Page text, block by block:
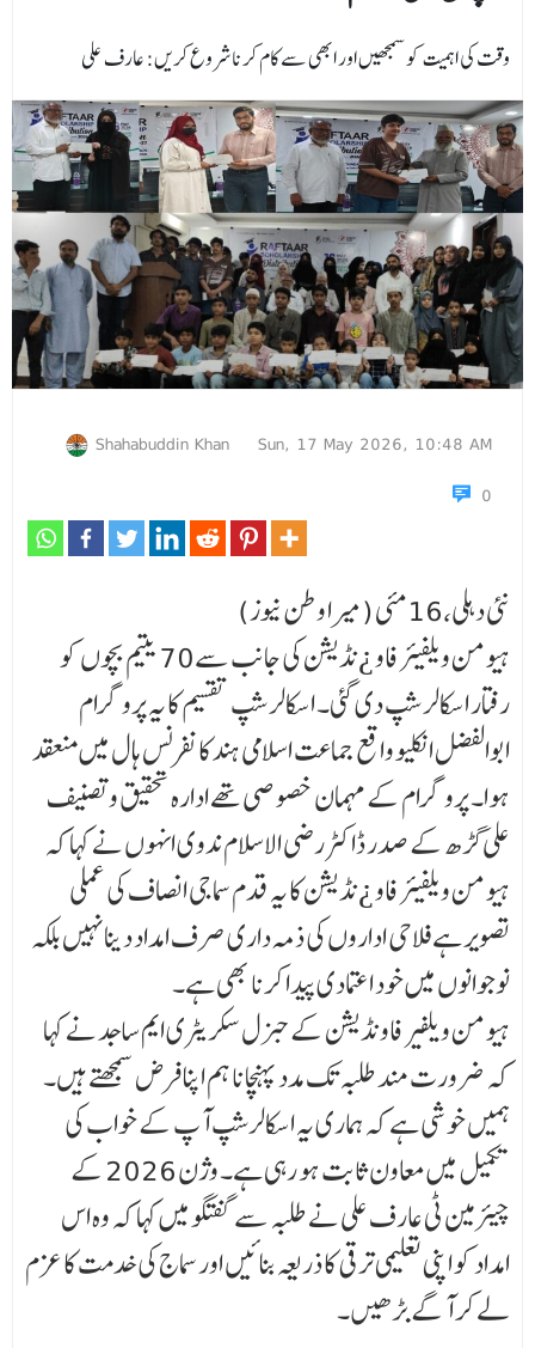
وقت کی اہمیت کو سمجھیں اور ابھی سے کام کرنا شروع کریں: عارف علی
Shahabuddin Khan
Sun, 17 May 2026, 10:48 AM
0
نئی دہلی،16مئی (میرا وطن نیوز)
ہیومن ویلفیئر فاو ¿نڈیشن کی جانب سے70 یتیم بچوں کو
رفتار اسکالر شپ دی گئی۔ اسکالر شپ تقسیم کا یہ پروگرام
ابوالفضل انکلیو واقع جماعت اسلامی ہند کانفرنس ہال میں منعقد
ہوا۔ پروگرام کے مہمان خصو صی تھے ادارہ تحقیق و تصنیف
علی گڑھ کے صدر ڈاکٹر رضی الاسلام ندوی انہوں نے کہا کہ
ہیومن ویلفیئر فاو ¿نڈیشن کا یہ قدم سماجی انصاف کی عملی
تصویر ہے فلاحی اداروں کی ذمہ داری صرف امداد دینا نہیں بلکہ
نوجوانوں میں خود اعتمادی پیدا کرنا بھی ہے۔
ہیومن ویلفیر فاونڈیشن کےجنرل سکریٹری ایم ساجد نے کہا
کہ ضرورت مند طلبہ تک مدد پہنچانا ہم اپنا فر ض سمجھتے ہیں۔
ہمیں خوشی ہے کہ ہماری یہ اسکالرشپ آپ کے خواب کی
تکمیل میں معاون ثابت ہو رہی ہے۔ وژن 2026 کے
چیئرمین ٹی عارف علی نے طلبہ سے گفتگو میں کہا کہ وہ اس
امداد کو اپنی تعلیمی ترقی کا ذریعہ بنائیں اور سماج کی خدمت کا عزم
لے کر آگے بڑھیں۔